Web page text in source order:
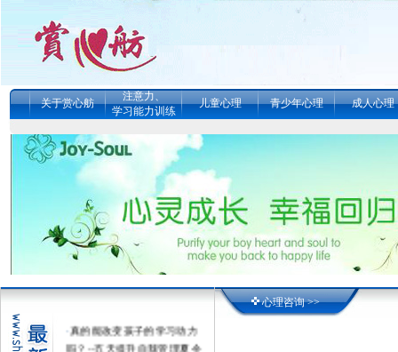
关于赏心舫
注意力、
学习能力训练
儿童心理 青少年心理 成人心理
真的能改变孩子的学习动力
吗？--五天提升自我管理夏令
心理咨询 >>